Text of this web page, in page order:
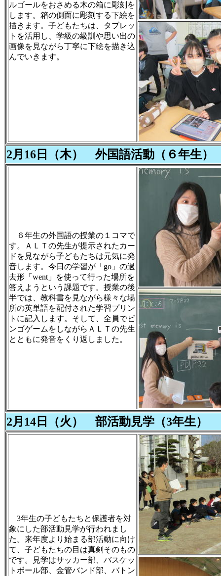
ルゴールをおさめる木の箱に彫刻を
します。箱の側面に彫刻する下絵を
描きます。子どもたちは、タブレッ
トを活用し、学級の級訓や思い出の
画像を見ながら丁寧に下絵を描き込
んでいきます。
2月16日（木） 外国語活動（６年生）
６年生の外国語の授業の１コマで
す。ＡＬＴの先生が提示されたカー
ドを見ながら子どもたちは元気に発
音します。今日の学習が「go」の過
去形「went」を使って行った場所を
答えようという課題です。授業の後
半では、教科書を見ながら様々な場
所の英単語を配付された学習プリン
トに記入します。そして、全員でビ
ンゴゲームをしながらＡＬＴの先生
とともに発音をくり返しました。
2月14日（火） 部活動見学（3年生）
3年生の子どもたちと保護者を対
象にした部活動見学が行われまし
た。来年度より始まる部活動に向け
て、子どもたちの目は真剣そのもの
です。見学はサッカー部、バスケッ
トボール部、金管バンド部、バトン